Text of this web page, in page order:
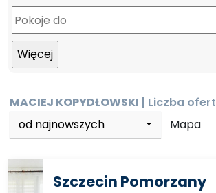
MACIEJ KOPYDŁOWSKI | Liczba
od najnowszych
Mapa
Szczecin Pomorzany